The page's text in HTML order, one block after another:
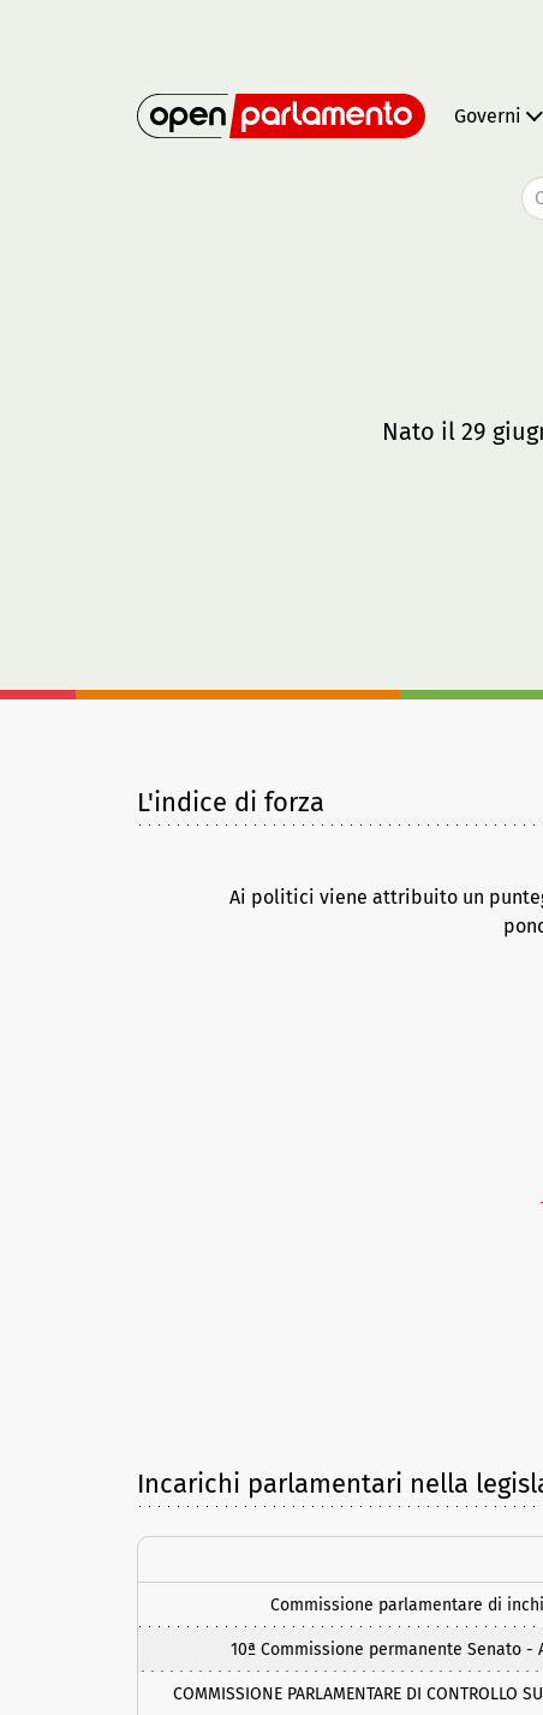
Governi
Nato il 29
L'indice di forza
Ai politici viene attribuito un
Incarichi parlamentari nella
Commissione parlamentare di
10ª Commissione permanente Senato
COMMISSIONE PARLAMENTARE DI CONTROLLO